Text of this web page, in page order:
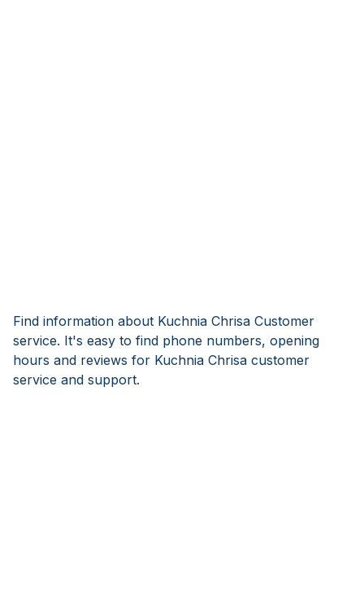
Find information about Kuchnia Chrisa Customer
service. It's easy to find phone numbers, opening
hours and reviews for Kuchnia Chrisa customer
service and support.